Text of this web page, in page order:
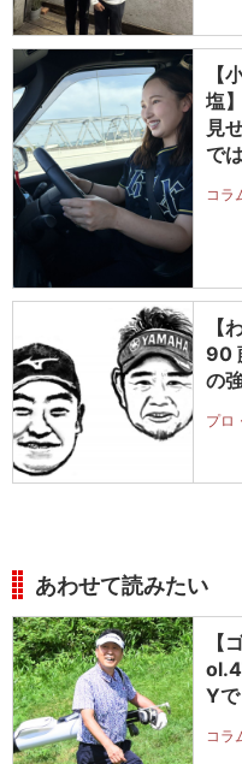
【
塩
見
で
コラ
【
90
の
プロ
あわせて読みたい
【
Yで
コラ